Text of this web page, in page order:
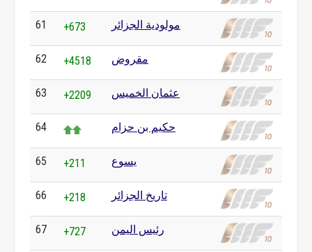
61 +673 مولودية الجزائر
62 +4518 مقروض
63 +2209 عثمان الخميس
64 حكيم بن حزام
65 +211 يسوع
66 +218 تاريخ الجزائر
67 +727 رئيس اليمن